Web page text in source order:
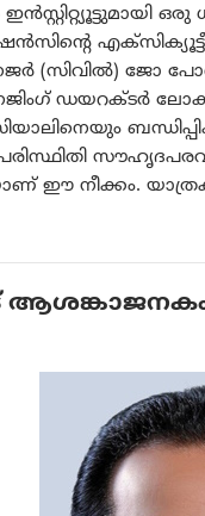
ജോ പോൾ
ഡയറക്ടർ
ഈ നീക്കം.